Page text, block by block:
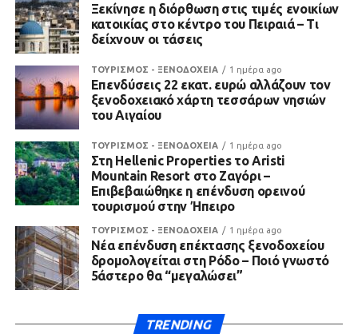
Ξεκίνησε η διόρθωση στις τιμές ενοικίων
κατοικίας στο κέντρο του Πειραιά – Τι
δείχνουν οι τάσεις
ΤΟΥΡΙΣΜΟΣ - ΞΕΝΟΔΟΧΕΙΑ 1 ημέρα ago
Επενδύσεις 22 εκατ. ευρώ αλλάζουν τον
ξενοδοχειακό χάρτη τεσσάρων νησιών
του Αιγαίου
ΤΟΥΡΙΣΜΟΣ - ΞΕΝΟΔΟΧΕΙΑ 1 ημέρα ago
Στη Hellenic Properties το Aristi
Mountain Resort στο Ζαγόρι –
Επιβεβαιώθηκε η επένδυση ορεινού
τουρισμού στην Ήπειρο
ΤΟΥΡΙΣΜΟΣ - ΞΕΝΟΔΟΧΕΙΑ 1 ημέρα ago
Νέα επένδυση επέκτασης ξενοδοχείου
δρομολογείται στη Ρόδο – Ποιό γνωστό
5άστερο θα “μεγαλώσει”
TRENDING